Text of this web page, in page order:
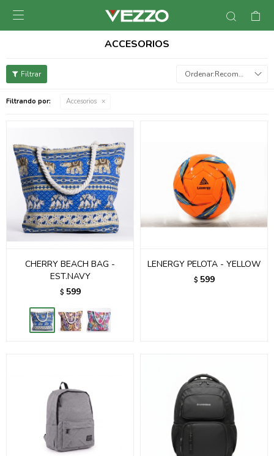

ACCESORIOS
Recomendados
Filtrando por: Accesorios
CHERRY BEACH BAG -
EST.NAVY
$ 599
LENERGY PELOTA - YELLOW
$ 599